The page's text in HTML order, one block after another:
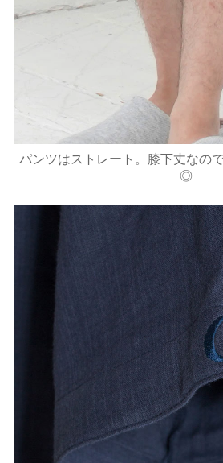
パンツはストレート。膝下丈なの
◎